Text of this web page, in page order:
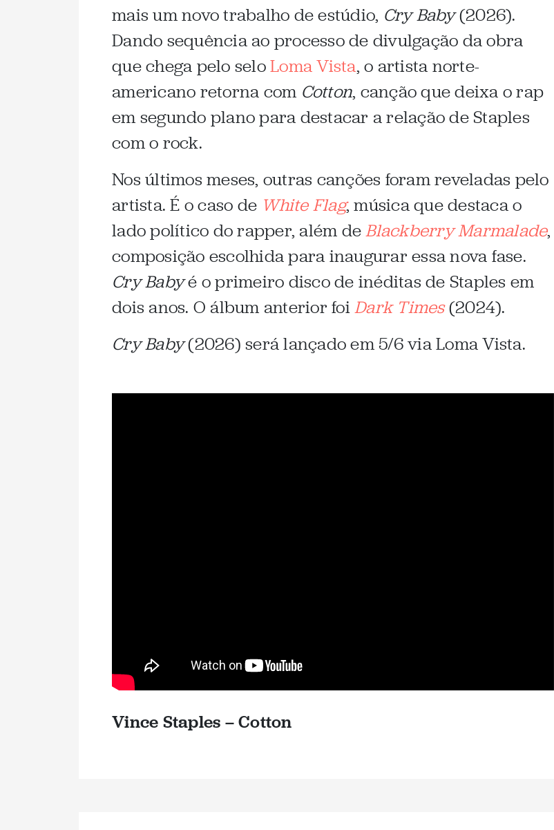
mais um novo trabalho de estúdio, Cry Baby(2026).
Dando sequência ao processo de divulgação da obra
que chega pelo seloLoma Vista, o artista norte-
americano retorna com Cotton, canção que deixa o rap
em segundo plano para destacar a relação de Staples
com o rock.
Nos últimos meses, outras canções foram reveladas pelo
artista. É o caso de White Flag, música que destaca o
lado político do rapper, além deBlackberry Marmalade,
composição escolhida para inaugurar essa nova fase.
Cry Babyé o primeiro disco de inéditas de Staples em
dois anos. O álbum anterior foiDark Times(2024).
Cry Baby(2026) será lançado em 5/6 via Loma Vista.
Vince Staples – Cotton